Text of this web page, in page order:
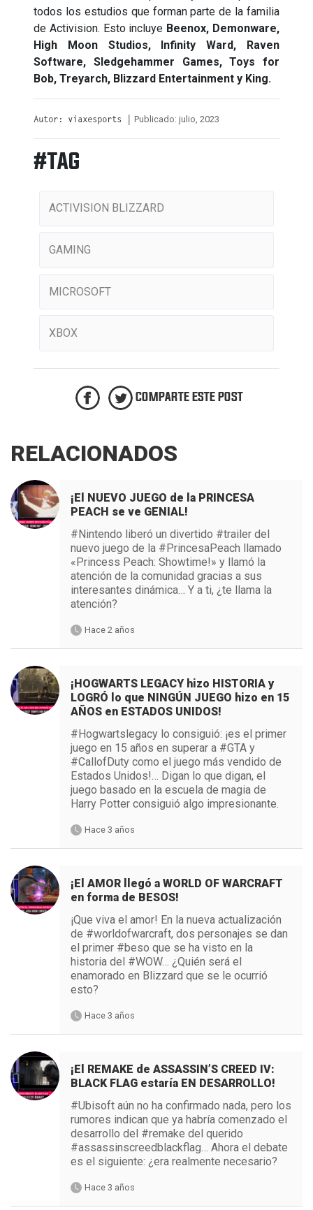
todos los estudios que forman parte de la familia
de Activision. Esto incluye Beenox, Demonware,
High Moon Studios, Infinity Ward, Raven
Software, Sledgehammer Games, Toys for
Bob, Treyarch, Blizzard Entertainment y King.
Autor: viaxesports | Publicado: julio, 2023
#TAG
ACTIVISION BLIZZARD
GAMING
MICROSOFT
XBOX
COMPARTE ESTE POST
RELACIONADOS
¡El NUEVO JUEGO de la PRINCESA
PEACH se ve GENIAL!
#Nintendo liberó un divertido #trailer del
nuevo juego de la #PrincesaPeach llamado
«Princess Peach: Showtime!» y llamó la
atención de la comunidad gracias a sus
interesantes dinámica… Y a ti, ¿te llama la
atención?
Hace 2 años
¡HOGWARTS LEGACY hizo HISTORIA y
LOGRÓ lo que NINGÚN JUEGO hizo en 15
AÑOS en ESTADOS UNIDOS!
#Hogwartslegacy lo consiguió: ¡es el primer
juego en 15 años en superar a #GTA y
#CallofDuty como el juego más vendido de
Estados Unidos!… Digan lo que digan, el
juego basado en la escuela de magia de
Harry Potter consiguió algo impresionante.
Hace 3 años
¡El AMOR llegó a WORLD OF WARCRAFT
en forma de BESOS!
¡Que viva el amor! En la nueva actualización
de #worldofwarcraft, dos personajes se dan
el primer #beso que se ha visto en la
historia del #WOW… ¿Quién será el
enamorado en Blizzard que se le ocurrió
esto?
Hace 3 años
¡El REMAKE de ASSASSIN’S CREED IV:
BLACK FLAG estaría EN DESARROLLO!
#Ubisoft aún no ha confirmado nada, pero los
rumores indican que ya habría comenzado el
desarrollo del #remake del querido
#assassinscreedblackflag… Ahora el debate
es el siguiente: ¿era realmente necesario?
Hace 3 años